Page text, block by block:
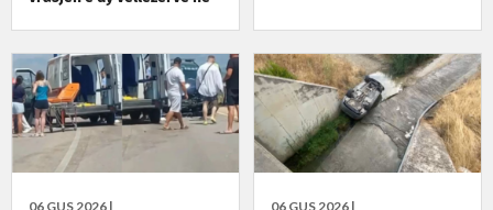
06 GUS 2026 | 06 GUS 2026 |